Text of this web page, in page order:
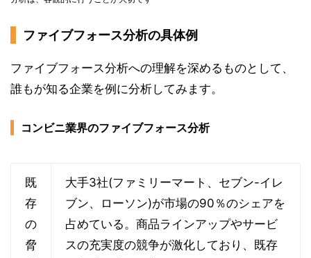
ファイブフォース分析の具体例
ファイブフォース分析への理解を深めるものとして、
誰もが知る企業を例に分析してみます。
コンビニ業界のファイブフォース分析
既
存
の
脅
大手3社(ファミリーマート、セブン-イレ
ブン、ローソン)が市場の90％のシェアを
占めている。商品ラインアップやサービ
スの充実度の競争が激化しており、既存